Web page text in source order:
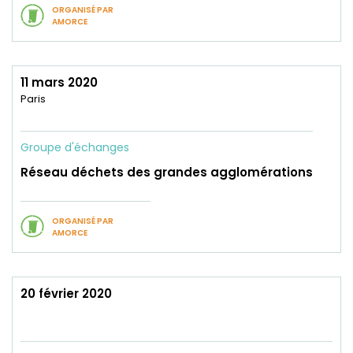
ORGANISÉ PAR
AMORCE
11 mars 2020
Paris
Groupe d'échanges
Réseau déchets des grandes agglomérations
ORGANISÉ PAR
AMORCE
20 février 2020